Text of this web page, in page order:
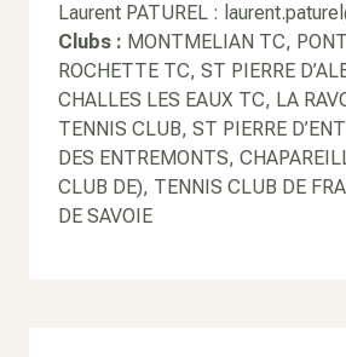
Laurent PATUREL :
Clubs : MONTMELIAN TC,
ROCHETTE TC, ST PIERRE
CHALLES LES EAUX TC, LA
TENNIS CLUB, ST PIERRE
DES ENTREMONTS,
CLUB DE), TENNIS CLUB DE
DE SAVOIE